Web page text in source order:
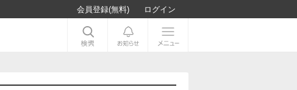
会員登録(無料) ログイン